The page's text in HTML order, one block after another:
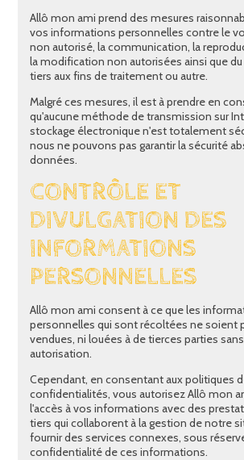
Allô mon ami prend des mesures
vos informations personnelles contre le
non autorisé, la communication, la
la modification non autorisées ainsi que
tiers aux fins de traitement ou autre.
Malgré ces mesures, il est à prendre en
qu'aucune méthode de transmission sur
stockage électronique n'est totalement
nous ne pouvons pas garantir la sécurité
données.
CONTRÔLE ET
DIVULGATION DES
INFORMATIONS
PERSONNELLES
Allô mon ami consent à ce que les
personnelles qui sont récoltées ne soient
vendues, ni louées à de tierces parties
autorisation.
Cependant, en consentant aux politiques
confidentialités, vous autorisez Allô mon
l'accès à vos informations avec des
tiers qui collaborent à la gestion de notre
fournir des services connexes, sous
confidentialité de ces informations.